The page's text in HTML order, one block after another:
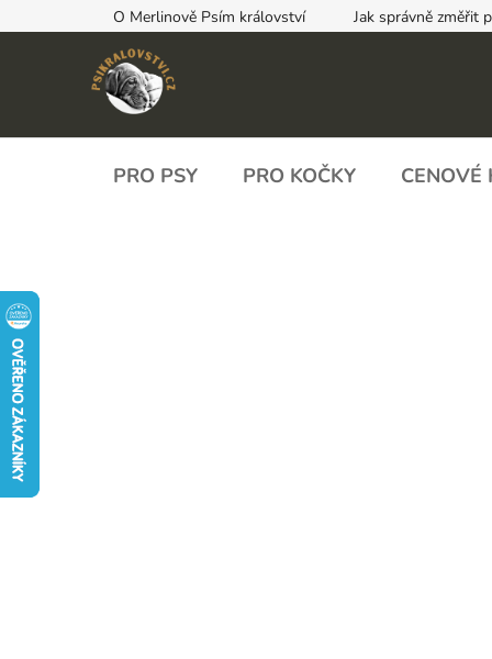
na
O Merlinově Psím království Jak správně změřit
PRO PSY PRO KOČKY CENOVÉ